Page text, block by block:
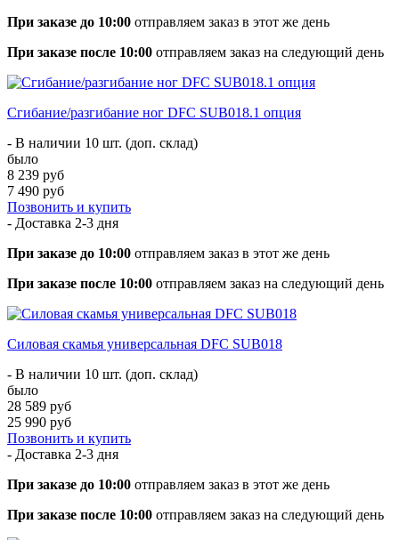
При заказе до 10:00 отправляем заказ в этот же день
При заказе после 10:00 отправляем заказ на следующий день
Сгибание/разгибание ног DFC SUB018.1 опция
- В наличии 10 шт. (доп. склад)
было
8 239 руб
7 490 руб
Позвонить и купить
- Доставка 2-3 дня
При заказе до 10:00 отправляем заказ в этот же день
При заказе после 10:00 отправляем заказ на следующий день
Силовая скамья универсальная DFC SUB018
- В наличии 10 шт. (доп. склад)
было
28 589 руб
25 990 руб
Позвонить и купить
- Доставка 2-3 дня
При заказе до 10:00 отправляем заказ в этот же день
При заказе после 10:00 отправляем заказ на следующий день